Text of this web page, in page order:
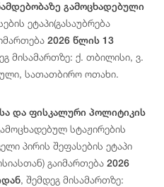
გამოცხადებული
ეტაპი(გასაუბრება
2026 წლის 13
მისამართზე: ქ. თბილისი, ვ.
სათათბირო ოთახი.
და ფისკალური პოლიტიკის
სტაჟირების
პირის შეფასების ეტაპი
გაიმართება 2026
, შემდეგ მისამართზე: